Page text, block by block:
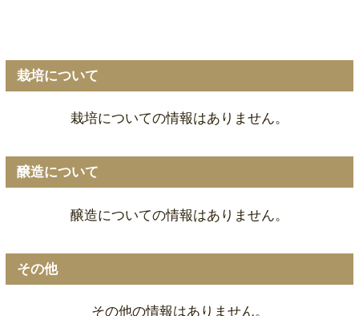
栽培について
栽培についての情報はありません。
醸造について
醸造についての情報はありません。
その他
その他の情報はありません。